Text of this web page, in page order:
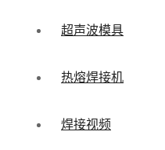
超声波模具
热熔焊接机
焊接视频